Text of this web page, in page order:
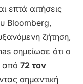
επτά αιτήσεις
Bloomberg,
ζήτηση,
σημείωσε ότι ο
από 72 τον
σημαντική